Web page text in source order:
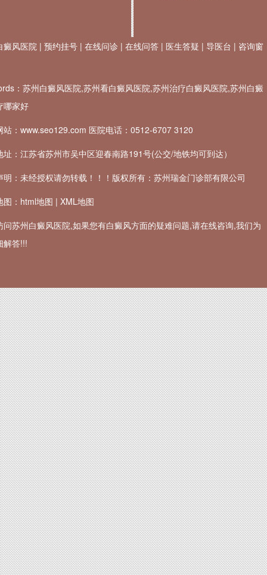
癜风医院 |预约挂号 |在线问诊 |在线问答 | 医生答疑 |导医台 | 咨询窗
：苏州白癜风医院,苏州看白癜风医院,苏州治疗白癜风医院,苏州白癜
哪家好
站：www.seo129.com 医院电话：0512-6707 3120
址：江苏省苏州市吴中区迎春南路191号(公交/地铁均可到达）
明：未经授权请勿转载！！！版权所有：苏州瑞金门诊部有限公司
： html地图 |XML地图
问苏州白癜风医院,如果您有白癜风方面的疑难问题,请在线咨询,我们为
解答!!!